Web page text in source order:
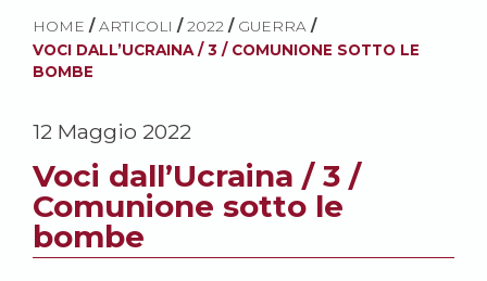
HOME / ARTICOLI / 2022 / GUERRA /
VOCI DALL’UCRAINA / 3 / COMUNIONE SOTTO LE
BOMBE
12 Maggio 2022
Voci dall’Ucraina / 3 /
Comunione sotto le
bombe